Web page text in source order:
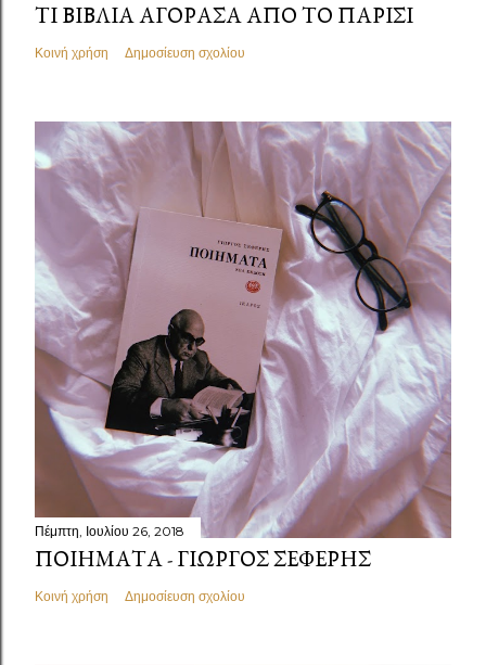
ΤΙ ΒΙΒΛΊΑ ΑΓΌΡΑΣΑ ΑΠΌ ΤΟ ΠΑΡΊΣΙ
Κοινή χρήση Δημοσίευση σχολίου
Πέμπτη, Ιουλίου 26, 2018
ΠΟΙΉΜΑΤΑ - ΓΙΏΡΓΟΣ ΣΕΦΈΡΗΣ
Κοινή χρήση Δημοσίευση σχολίου